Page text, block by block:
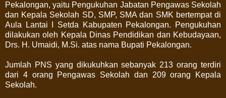
Pekalongan, yaitu Pengukuhan Jabatan Pengawas Sekolah
dan Kepala Sekolah SD, SMP, SMA dan SMK bertempat di
Aula Lantai I Setda Kabupaten Pekalongan. Pengukuhan
dilakukan oleh Kepala Dinas Pendidikan dan Kebudayaan,
Drs. H. Umaidi, M.Si. atas nama Bupati Pekalongan.
Jumlah PNS yang dikukuhkan sebanyak 213 orang terdiri
dari 4 orang Pengawas Sekolah dan 209 orang Kepala
Sekolah.